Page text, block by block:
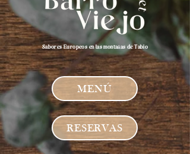
Sabores Europeos en las montañas de Tabio
MENÚ
RESERVAS